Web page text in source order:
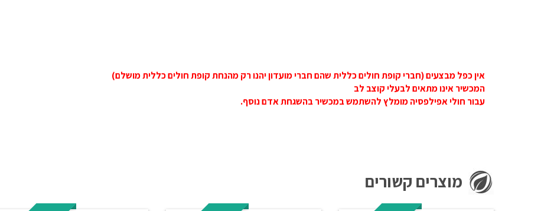
אין כפל מבצעים (חברי קופת חולים כללית שהם חברי מועדון יהנו רק מהנחת קופת חולים כללית מושלם)
המכשיר אינו מתאים לבעלי קוצב לב
עבור חולי אפילפסיה מומלץ להשתמש במכשיר בהשגחת אדם נוסף.
מוצרים קשורים